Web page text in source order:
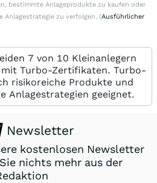
bestimmte Anlageprodukte zu kaufen oder
Anlagestrategie zu verfolgen. (Ausführlicher
7 von 10 Kleinanlegern
Turbo-Zertifikaten. Turbo-
risikoreiche Produkte und
Anlagestrategien geeignet.
Newsletter
kostenlosen Newsletter
nichts mehr aus der